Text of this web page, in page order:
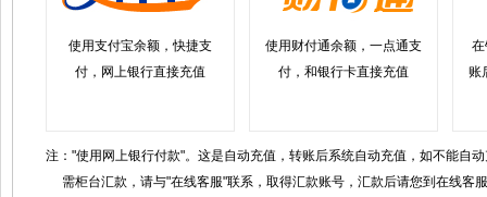
使用支付宝余额，快捷支
付，网上银行直接充值
使用财付通余额，一点通支
付，和银行卡直接充值
在
账
注："使用网上银行付款"。这是自动充值，转账后系统自动充值，如不能自
需柜台汇款，请与"在线客服"联系，取得汇款账号，汇款后请您到在线客